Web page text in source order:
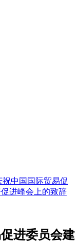
祝中国国际贸易促
进峰会上的致辞
进委员会建